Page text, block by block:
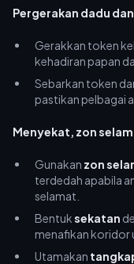
Pergerakan dadu
Gerakkan token
kehadiran papan
Sebarkan token
pastikan pelbagai
Menyekat, zon
Gunakan zon
terdedah apabila
selamat.
Bentuksekatan
menafikan koridor
Utamakan